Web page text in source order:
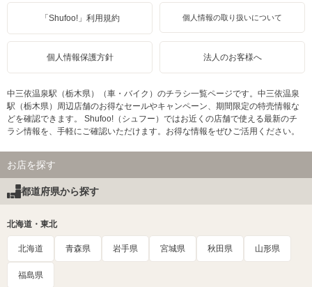
「Shufoo!」利用規約 個人情報の取り扱いについて
個人情報保護方針 法人のお客様へ
中三依温泉駅（栃木県）（車・バイク）のチラシ一覧ページです。中三依温泉
駅（栃木県）周辺店舗のお得なセールやキャンペーン、期間限定の特売情報な
どを確認できます。 Shufoo!（シュフー）ではお近くの店舗で使える最新のチ
ラシ情報を、手軽にご確認いただけます。お得な情報をぜひご活用ください。
お店を探す
都道府県から探す
北海道・東北
北海道 青森県 岩手県 宮城県 秋田県 山形県
福島県